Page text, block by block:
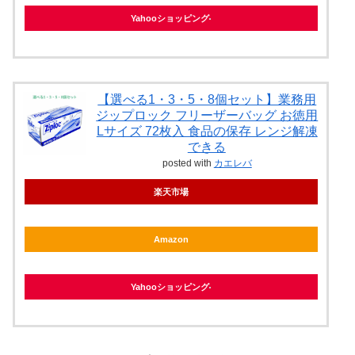
Yahooショッピング
【選べる1・3・5・8個セット】業務用
ジップロック フリーザーバッグ お徳用
Lサイズ 72枚入 食品の保存 レンジ解凍
できる
posted with カエレバ
楽天市場
Amazon
Yahooショッピング